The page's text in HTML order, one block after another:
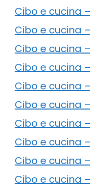
Cibo e cucina
Cibo e cucina
Cibo e cucina
Cibo e cucina
Cibo e cucina
Cibo e cucina
Cibo e cucina
Cibo e cucina
Cibo e cucina
Cibo e cucina